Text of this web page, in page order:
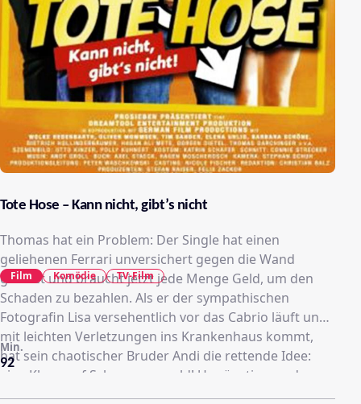
Tote Hose – Kann nicht, gibt’s nicht
Thomas hat ein Problem: Der Single hat einen
geliehenen Ferrari unversichert gegen die Wand
gesetzt und braucht jetzt jede Menge Geld, um den
Schaden zu bezahlen. Als er der sympathischen
Fotografin Lisa versehentlich vor das Cabrio läuft und
mit leichten Verletzungen ins Krankenhaus kommt,
hat sein chaotischer Bruder Andi die rettende Idee:
eine Klage auf Schmerzensgeld! Ungünstig nur, dass
Andi das Attest ausgerechnet auf Impotenz fälscht .
92
Min.
Film Komödie TV-Film